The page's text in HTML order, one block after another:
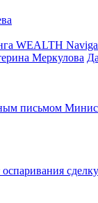
WEALTH
Меркулова
письмом